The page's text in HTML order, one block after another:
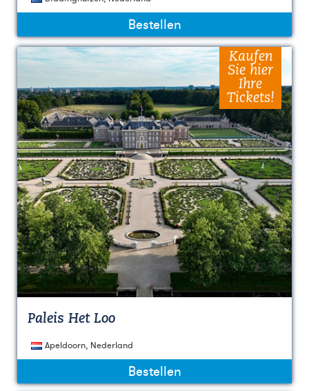
Bestellen
Kaufen
Sie hier
Ihre
Tickets!
Paleis Het Loo
Apeldoorn, Nederland
Bestellen